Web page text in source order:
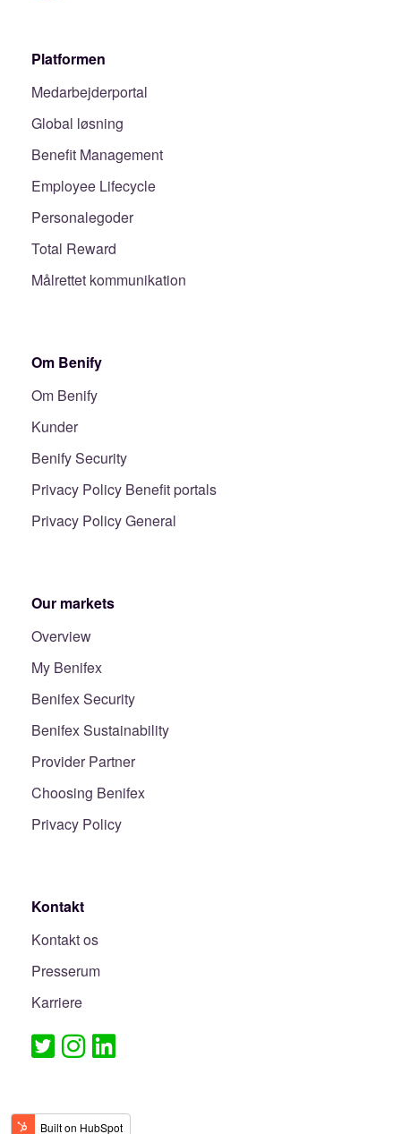
Platformen
Medarbejderportal
Global løsning
Benefit Management
Employee Lifecycle
Personalegoder
Total Reward
Målrettet kommunikation
Om Benify
Om Benify
Kunder
Benify Security
Privacy Policy Benefit portals
Privacy Policy General
Our markets
Overview
My Benifex
Benifex Security
Benifex Sustainability
Provider Partner
Choosing Benifex
Privacy Policy
Kontakt
Kontakt os
Presserum
Karriere